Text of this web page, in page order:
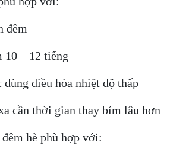
đêm
10 – 12 tiếng
điều hòa nhiệt độ thấp
cần thời gian thay bỉm lâu hơn
hè phù hợp với: